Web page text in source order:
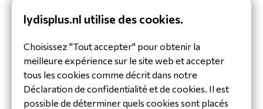
Restez informé de nos dernières
actualités.
lydisplus.nl utilise des cookies.
Choisissez "Tout accepter" pour obtenir la
meilleure expérience sur le site web et accepter
tous les cookies comme décrit dans notre
Déclaration de confidentialité et de cookies. Il est
possible de déterminer quels cookies sont placés